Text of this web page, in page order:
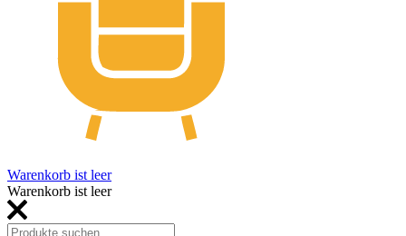
Warenkorb ist leer
Warenkorb ist leer